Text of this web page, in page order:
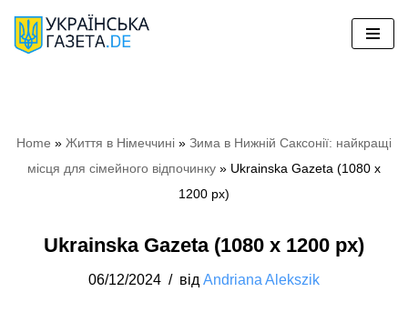
Перейти
Home » Життя в Німеччині » Зима в Нижній Саксонії: найкращі
місця для сімейного відпочинку » Ukrainska Gazeta (1080 x
1200 px)
Ukrainska Gazeta (1080 x 1200 px)
06/12/2024 від Andriana Alekszik